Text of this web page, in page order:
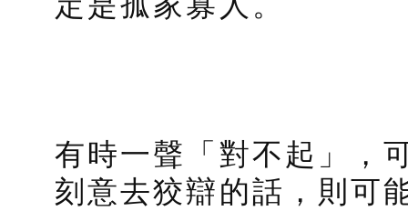
有時一聲「對不起」，
刻意去狡辯的話，則可